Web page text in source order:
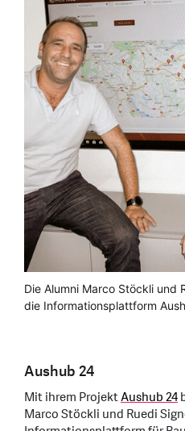
Die Alumni Marco Stöckli und
die Informationsplattform
Aushub 24
Mit ihrem ProjektAushub 24
Marco Stöckli und Ruedi